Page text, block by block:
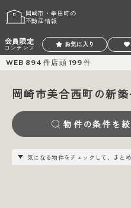
岡崎市・幸田町の
不動産情報
会員限定
コンテンツ お気に入り
WEB 894 件店頭 199件
岡崎市美合西町の新
物件の条件を
気になる物件をチェックして、まと